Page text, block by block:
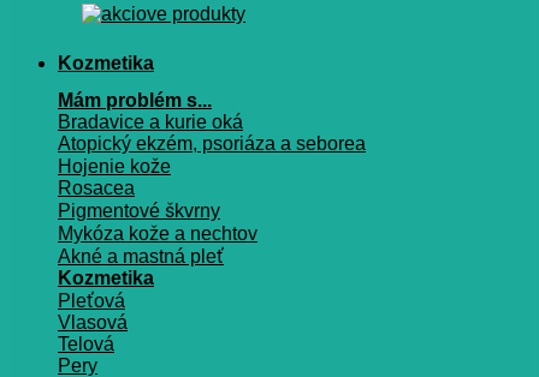
Kozmetika
Mám problém s...
Bradavice a kurie oká
Atopický ekzém, psoriáza a seborea
Hojenie kože
Rosacea
Pigmentové škvrny
Mykóza kože a nechtov
Akné a mastná pleť
Kozmetika
Pleťová
Vlasová
Telová
Pery